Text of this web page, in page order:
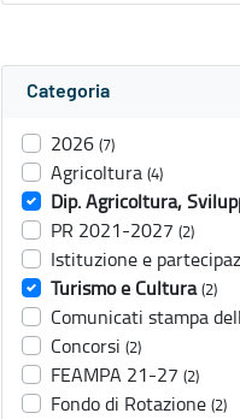
Categoria
2026 (7)
Agricoltura (4)
Dip. Agricoltura,
PR 2021-2027 (2)
Istituzione e
Turismo e Cultura (2)
Comunicati stampa
Concorsi (2)
FEAMPA 21-27 (2)
Fondo di Rotazione (2)